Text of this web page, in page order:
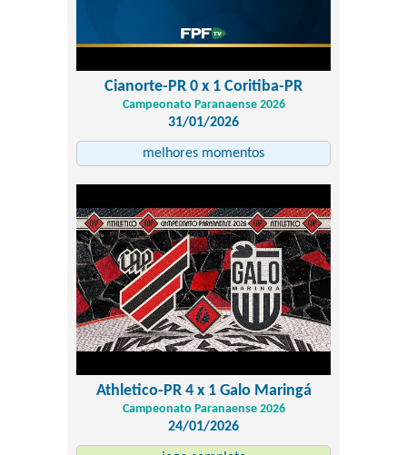
Cianorte-PR 0 x 1 Coritiba-PR
Campeonato Paranaense 2026
31/01/2026
melhores momentos
Athletico-PR 4 x 1 Galo Maringá
Campeonato Paranaense 2026
24/01/2026